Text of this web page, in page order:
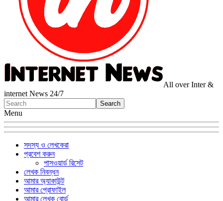
All over Inter &
internet News 24/7
Menu
সদস্য ও লেখকেরা
প্রবেশ করুন
পাসওয়ার্ড রিসেট
লেখক নিবন্ধন
আমার অ্যাকাউন্ট
আমার প্রোফাইল
আমার লেখক বোর্ড